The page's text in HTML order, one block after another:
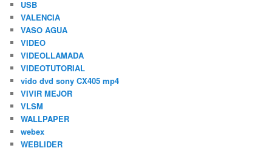
USB
VALENCIA
VASO AGUA
VIDEO
VIDEOLLAMADA
VIDEOTUTORIAL
vido dvd sony CX405 mp4
VIVIR MEJOR
VLSM
WALLPAPER
webex
WEBLIDER